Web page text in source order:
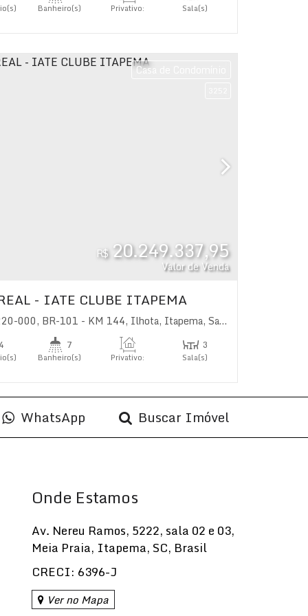
Banheiro(s) Privativo: Sala(s)
Balneário Camboriú ,Santa Catarina, Brasil
Casa de Condomínio
R$20.249.337,95
Valor de Venda
- IATE CLUBE ITAPEMA
000, BR-101 - KM 144, Ilhota, Itapema,Santa Catarina
4 7
Banheiro(s) Privativo:
3
Sala(s)
WhatsApp Buscar Imóvel
Onde Estamos
Av. Nereu Ramos, 5222, sala 02 e 03,
Meia Praia, Itapema, SC, Brasil
CRECI: 6396-J
Ver no Mapa